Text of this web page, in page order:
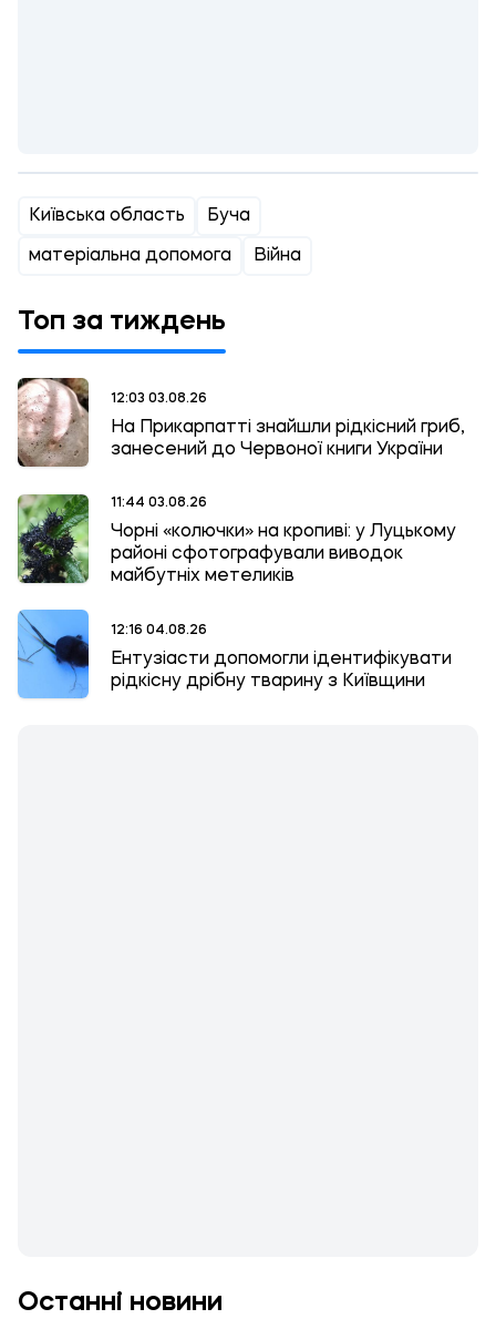
Київська область Буча
матеріальна допомога Війна
Топ за тиждень
12:03 03.08.26
На Прикарпатті знайшли рідкісний гриб,
занесений до Червоної книги України
11:44 03.08.26
Чорні «колючки» на кропиві: у Луцькому
районі сфотографували виводок
майбутніх метеликів
12:16 04.08.26
Ентузіасти допомогли ідентифікувати
рідкісну дрібну тварину з Київщини
Останні новини